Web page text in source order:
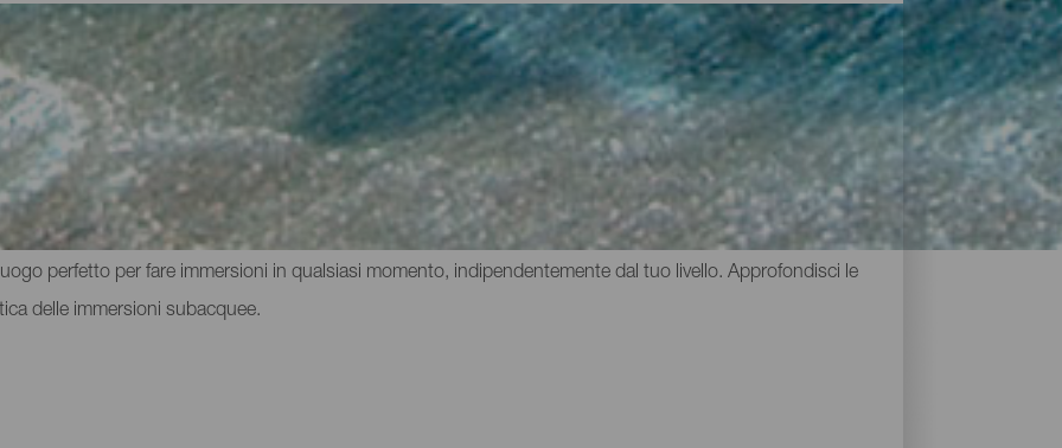
tutti coloro che cercano punti per fare immersioni a Fuerteventura. Sotto le sue acque, i fondali marini di
di vita e, naturalmente, molto colore. Inoltre, le temperature calde durante tutto l'anno, insieme alle
perfetto per fare immersioni in qualsiasi momento, indipendentemente dal tuo livello. Approfondisci le
delle immersioni subacquee.